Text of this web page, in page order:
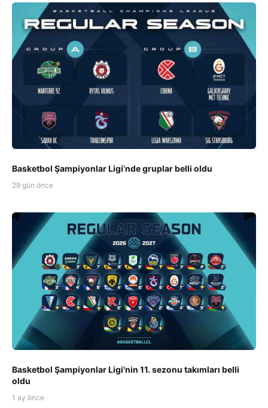
Basketbol Şampiyonlar Ligi’nde gruplar belli oldu
29 gün önce
Basketbol Şampiyonlar Ligi'nin 11. sezonu takımları belli
oldu
1 ay önce